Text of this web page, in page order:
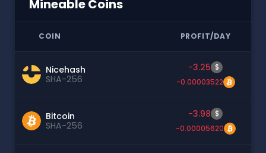
Mineable Coins
COIN PROFIT/DAY
Nicehash
SHA-256
-3.25 $
-0.00003522
Bitcoin
SHA-256
-3.98 $
-0.00005620